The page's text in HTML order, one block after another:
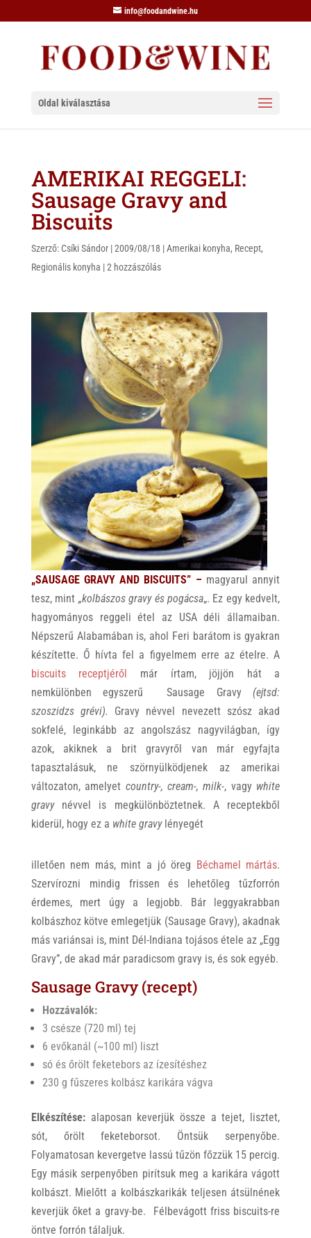
info@foodandwine.hu
Oldal kiválasztása
AMERIKAI REGGELI:
Sausage Gravy and
Biscuits
Szerző: Csíki Sándor|2009/08/18 |Amerikai konyha, Recept,
Regionális konyha |2 hozzászólás
„SAUSAGE GRAVY AND BISCUITS” – magyarul annyit
tesz, mint „kolbászos gravy és pogácsa„. Ez egy kedvelt,
hagyományos reggeli étel az USA déli államaiban.
Népszerű Alabamában is, ahol Feri barátom is gyakran
készítette. Ő hívta fel a figyelmem erre az ételre. A
biscuits receptjéről már írtam, jöjjön hát a
nemkülönben egyszerű Sausage Gravy (ejtsd:
szoszidzs grévi). Gravy névvel nevezett szósz akad
sokfelé, leginkább az angolszász nagyvilágban, így
azok, akiknek a brit gravyről van már egyfajta
tapasztalásuk, ne szörnyülködjenek az amerikai
változaton, amelyet country-, cream-, milk-, vagy white
gravynévvel is megkülönböztetnek. A receptekből
kiderül, hogy ez a white gravy lényegét
illetően nem más, mint a jó öreg Béchamel mártás.
Szervírozni mindig frissen és lehetőleg tűzforrón
érdemes, mert úgy a legjobb. Bár leggyakrabban
kolbászhoz kötve emlegetjük (Sausage Gravy), akadnak
más variánsai is, mint Dél-Indiana tojásos étele az „Egg
Gravy”, de akad már paradicsom gravy is, és sok egyéb.
Sausage Gravy (recept)
Hozzávalók:
3 csésze (720 ml) tej
6 evőkanál (~100 ml) liszt
só és őrölt feketebors az ízesítéshez
230 g fűszeres kolbász karikára vágva
Elkészítése:alaposan keverjük össze a tejet, lisztet,
sót, őrölt feketeborsot. Öntsük serpenyőbe.
Folyamatosan kevergetve lassú tűzön főzzük 15 percig.
Egy másik serpenyőben pirítsuk meg a karikára vágott
kolbászt. Mielőtt a kolbászkarikák teljesen átsülnének
keverjük őket a gravy-be. Félbevágott friss biscuits-re
öntve forrón tálaljuk.